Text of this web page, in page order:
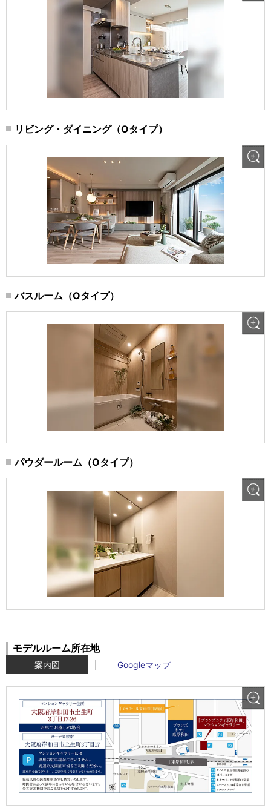
リビング・ダイニング（Oタイプ）
バスルーム（Oタイプ）
パウダールーム（Oタイプ）
モデルルーム所在地
案内図 Googleマップ